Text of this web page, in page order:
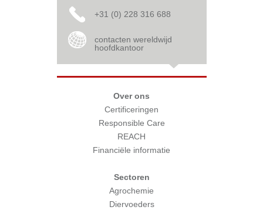
+31 (0) 228 316 688
contacten wereldwijd
hoofdkantoor
Over ons
Certificeringen
Responsible Care
REACH
Financiële informatie
Sectoren
Agrochemie
Diervoeders